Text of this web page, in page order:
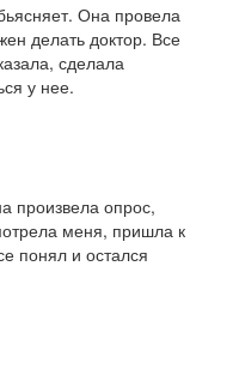
Она провела
делать доктор. Все
сделала
у нее.
произвела опрос,
меня, пришла к
понял и остался